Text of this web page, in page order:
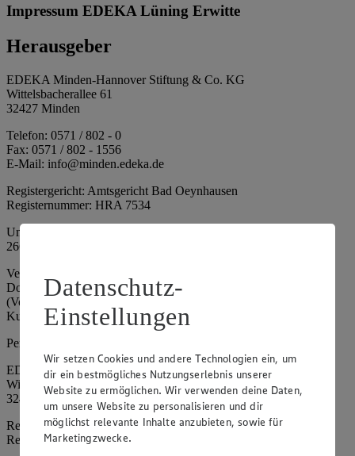
Impressum EDEKA Lüning Erwitte
Herausgeber
EDEKA Minden-Hannover Stiftung & Co. KG
Wittelsbacherallee 61
32427 Minden
Telefon: 0571 / 802 - 0
Fax: 0571 / 802 - 1556
E-Mail: info@minden.edeka.de
Registergericht: Amtsgericht Bad Oeynhausen
Registernummer: HRA 7534
Umsatzsteuer-Identifikationsnummer gem. § 27a UStG: DE
266067317
Vertretungsberechtigte: Mark Rosenkranz (Sprecher), Eileen
Dominique Klingsiek (Vorstandsmitglied), Ulf-U. Plath
(Vorstandsmitglied), Stephan Wohler (Vorstandsmitglied), Marc
Kuhlmann (Aufsichtsratsvorsitzender)
Persönlich haftende Gesellschafterin:
EDEKA Minden-Hannover Holding GmbH
Wittelsbacherallee 61
32427 Minden
Registergericht: Amtsgericht Bad Oeynhausen
Registernummer: HRB 4086
Datenschutz-
Einstellungen
Wir setzen Cookies und andere Technologien ein, um
dir ein bestmögliches Nutzungserlebnis unserer
Website zu ermöglichen. Wir verwenden deine Daten,
um unsere Website zu personalisieren und dir
möglichst relevante Inhalte anzubieten, sowie für
Marketingzwecke.